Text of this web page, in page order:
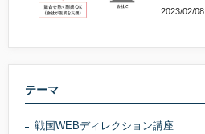
2023/02/08
テーマ
戦国WEBディレクション講座